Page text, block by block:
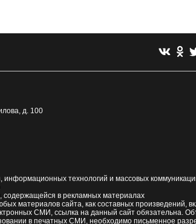
д. 100
технологий и массовых
содержащейся в рекламных материалах
материалов сайта, как составных произведений,
СМИ, ссылка на данный сайт обязательна.
в печатных СМИ, необходимо письменное